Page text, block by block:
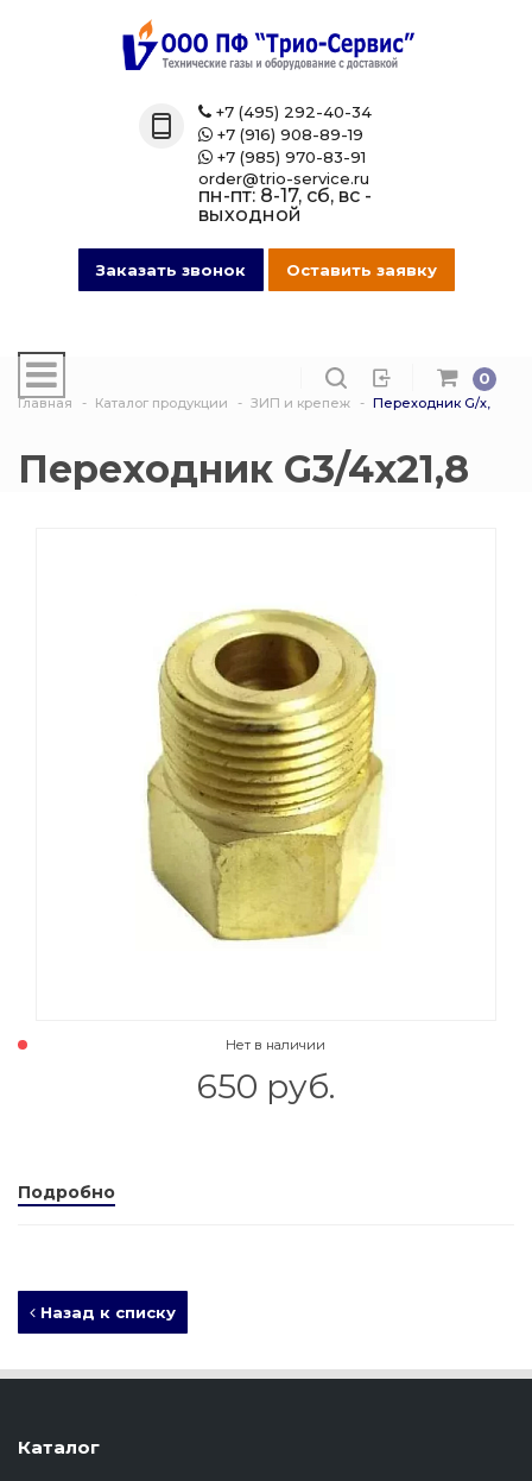
Назад
Технические газы
Азот
Ацетилен
Газовые баллоны
Гелиевые
Защита
Venta
016 Сварочная проволока
007 Зажимы
009 ЗИП и крепеж
018 Электроды
012 Маски и очки
020 Сварочные посты
0
+7 (495) 292-40-34
+7 (916) 908-89-19
+7 (985) 970-83-91
order@trio-service.ru
пн-пт: 8-17, сб, вс -
выходной
Заказать звонок Оставить заявку
Главная Каталог продукции ЗИП и крепеж Переходник G/х,
Переходник G3/4х21,8
Нет в наличии
650 руб.
Подробно
Назад к списку
Каталог